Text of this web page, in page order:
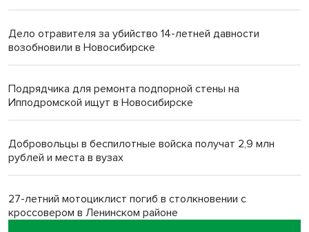
Дело отравителя за убийство 14-летней давности
возобновили в Новосибирске
Подрядчика для ремонта подпорной стены на
Ипподромской ищут в Новосибирске
Добровольцы в беспилотные войска получат 2,9 млн
рублей и места в вузах
27-летний мотоциклист погиб в столкновении с
кроссовером в Ленинском районе